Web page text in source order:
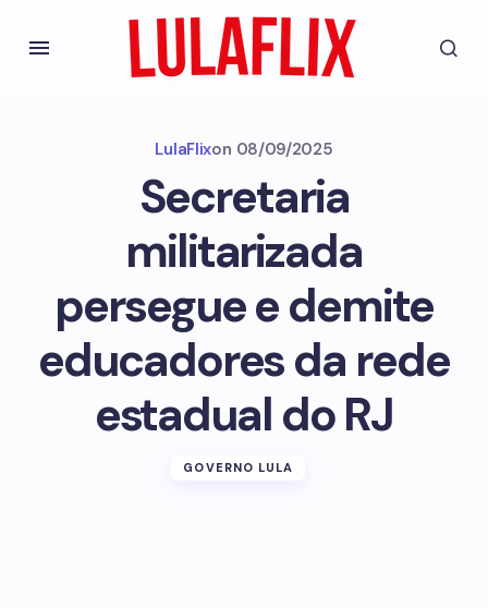
LulaFlixon 08/09/2025
Secretaria
militarizada
persegue e demite
educadores da rede
estadual do RJ
GOVERNO LULA